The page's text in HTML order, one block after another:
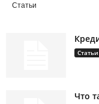
Статьи
Статьи
Что